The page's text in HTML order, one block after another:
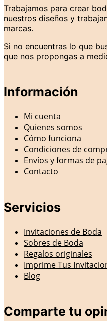
Trabajamos para crear
nuestros diseños y
marcas.
Si no encuentras lo que
que nos propongas a
Información
Mi cuenta
Quienes somos
Cómo funciona
Condiciones de
Envíos y formas de
Contacto
Servicios
Invitaciones de Boda
Sobres de Boda
Regalos originales
Imprime Tus
Blog
Comparte tu